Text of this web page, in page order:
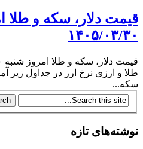
قیمت دلار، سکه و طلا
۱۴۰۵/۰۳/۳۰
طلا و ارزی نرخ ارز در جداول
سکه...
نوشته‌های تازه